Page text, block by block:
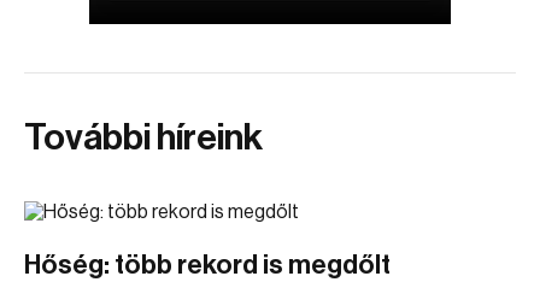
További híreink
Hőség: több rekord is megdőlt